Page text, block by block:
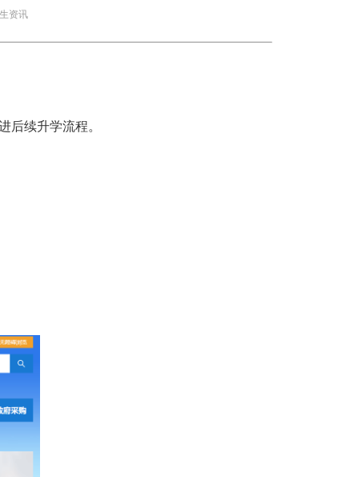
资讯
后续升学流程。